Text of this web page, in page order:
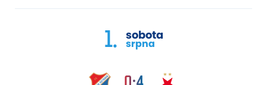
1. sobota
srpna